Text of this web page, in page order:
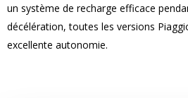
un système de recharge efficace
décélération, toutes les versions
excellente autonomie.